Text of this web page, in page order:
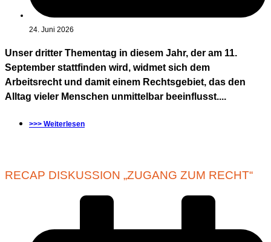
24. Juni 2026
Unser dritter Thementag in diesem Jahr, der am 11.
September stattfinden wird, widmet sich dem
Arbeitsrecht und damit einem Rechtsgebiet, das den
Alltag vieler Menschen unmittelbar beeinflusst....
>>> Weiterlesen
RECAP DISKUSSION „ZUGANG ZUM RECHT“